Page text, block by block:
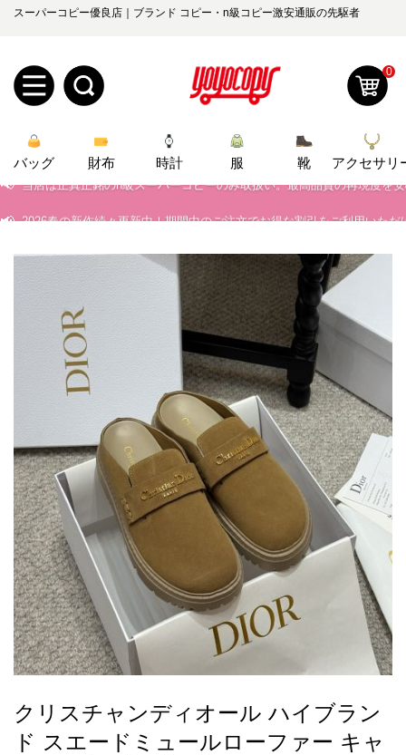
スーパーコピー優良店｜ブランド コピー・n級コピー激安通販の先駆者
規
ロ
管
理
せ
yoyocopys@gmail.com
2026人気特集
バッグ
財布
時計
服
ズボン
衣装セット
靴
住まい用品
アクセサリー
ベルト
スカーフ
アイフォーンケ
ース
小物
最
新
製
品
お
0
バッグ 財布 時計 服 靴 アクセサリ
📢 2026春の新作続々更新中！期間中のご注文でお得な割引をご利用いただ
📢 当店は正真正銘のn級スーパーコピーのみ取扱い。最高品質の再現度を
クリスチャンディオール ハイブラン
ド スエードミュールローファー キャ